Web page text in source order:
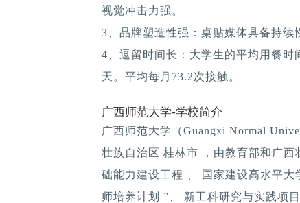
视觉冲击力强。
3、品牌塑造性强：桌贴媒体具备持续
4、逗留时间长：大学生的平均用餐
天。平均每月73.2次接触。
广西师范大学-学校简介
广西师范大学（Guangxi Normal
壮族自治区 桂林市 ，由教育部和广
础能力建设工程 、 国家建设高水平大
师培养计划 ”、 新工科研究与实践项